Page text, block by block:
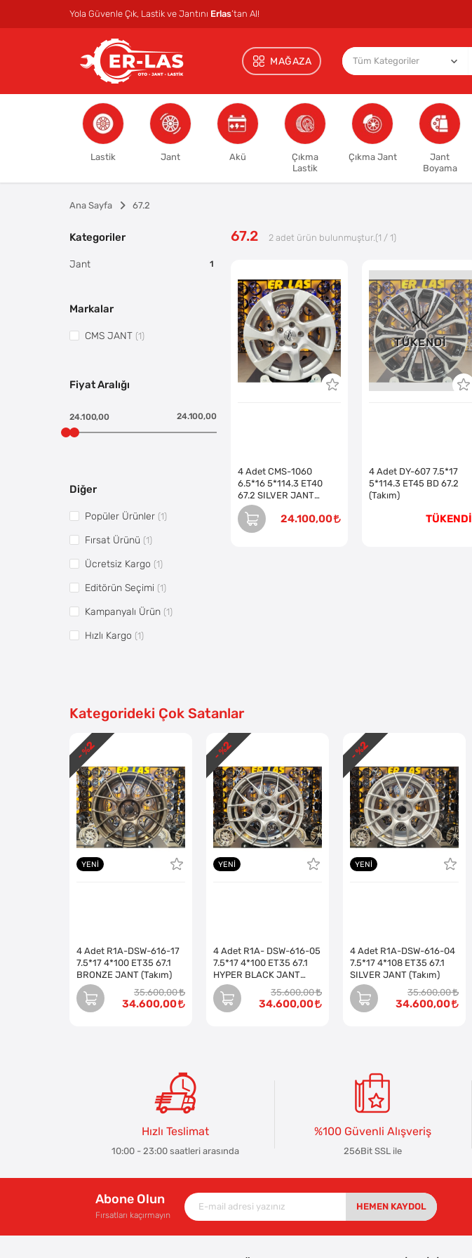
Yola Güvenle Çık, Lastik ve Jantını Erlas’tan Al!
MAĞAZA
Lastik Jant Akü
Çıkma
Lastik
Çıkma Jant
Jant
Boyama
Ana Sayfa 67.2
67.2 2 adet ürün bulunmuştur.(1 / 1)
4 Adet CMS-1060
6.5*16 5*114.3 ET40
67.2 SILVER JANT
(Takım)
24.100,00
TÜKENDI
4 Adet DY-607 7.5*17
5*114.3 ET45 BD 67.2
(Takım)
TÜKENDİ
Kategoriler
Jant 1
Markalar
CMS JANT (1)
Fiyat Aralığı
24.100,00 24.100,00
Diğer
Popüler Ürünler (1)
Fırsat Ürünü (1)
Ücretsiz Kargo (1)
Editörün Seçimi (1)
Kampanyalı Ürün (1)
Hızlı Kargo (1)
Kategorideki Çok Satanlar
YENI
4 Adet R1A-DSW-616-17
7.5*17 4*100 ET35 67.1
BRONZE JANT (Takım)
35.600,00
34.600,00
- %
2
YENI
4 Adet R1A- DSW-616-05
7.5*17 4*100 ET35 67.1
HYPER BLACK JANT
(Takım)
35.600,00
34.600,00
- %
2
YENI
4 Adet R1A-DSW-616-04
7.5*17 4*108 ET35 67.1
SILVER JANT (Takım)
35.600,00
34.600,00
- %
2
Hızlı Teslimat
10:00 - 23:00 saatleri arasında
%100 Güvenli Alışveriş
256Bit SSL ile
Abone Olun
Fırsatları kaçırmayın
HEMEN KAYDOL